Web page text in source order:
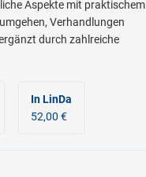
Aspekte mit praktischem
Verhandlungen
durch zahlreiche
In LinDa
52,00 €